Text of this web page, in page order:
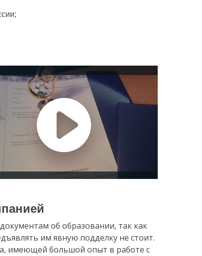
об образовании, так как
им явную подделку не стоит.
имеющей большой опыт в работе с